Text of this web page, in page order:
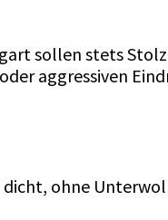
sollen stets
aggressiven
ohne